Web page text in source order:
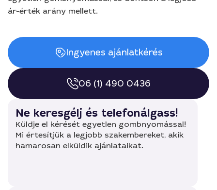
ár-érték arány mellett.
Ingyenes ajánlatkérés
06 (1) 490 0436
Ne keresgélj és telefonálgass!
Küldje el kérését egyetlen gombnyomással!
Mi értesítjük a legjobb szakembereket, akik
hamarosan elküldik ajánlataikat.